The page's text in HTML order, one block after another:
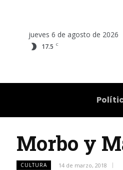
jueves 6 de agosto de 2026
17.5 C
Morbo y
CULTURA 14 de marzo, 2018